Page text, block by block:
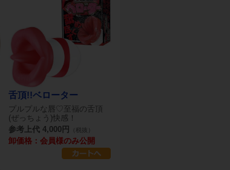
舌頂!!ベローター
プルプルな唇♡至福の舌頂
(ぜっちょう)快感！
参考上代 4,000円
（税抜）
卸価格：会員様のみ公開